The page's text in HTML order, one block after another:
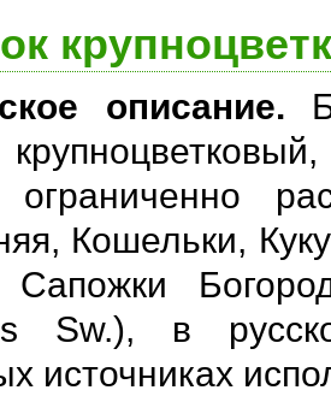
описание.
ограниченно
Кошельки,
Sw.), в
источниках